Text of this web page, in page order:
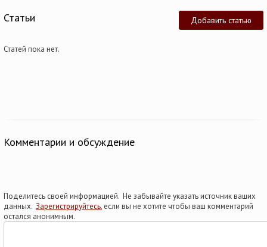
Добавить статью
Статьи
Статей пока нет.
Комментарии и обсуждение
Поделитесь своей информацией. Не забывайте указать источник ваших
данных. Зарегистрируйтесь, если вы не хотите чтобы ваш комментарий
остался анонимным.